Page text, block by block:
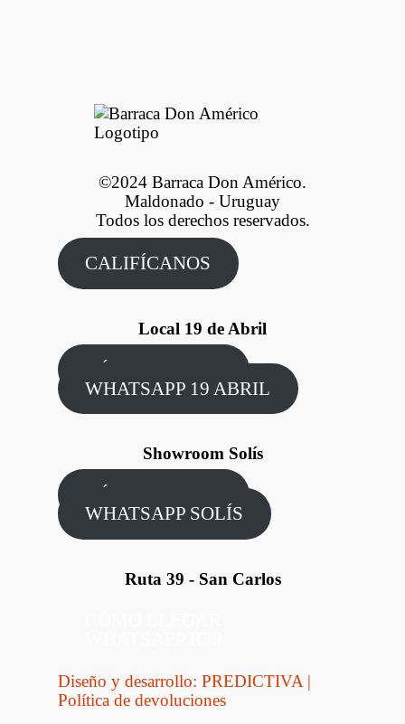
©2024 Barraca Don Américo.
Maldonado - Uruguay
Todos los derechos reservados.
CALIFÍCANOS
Local 19 de Abril
CÓMO LLEGAR
WHATSAPP 19 ABRIL
Showroom Solís
WHATSAPP SOLÍS
Ruta 39 - San Carlos
Diseño y desarrollo: PREDICTIVA |
Política de devoluciones